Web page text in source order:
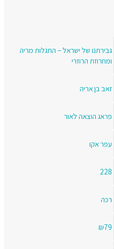
גבירתנו של ישראל – התגלות מריה
ומחרוזת הרוזרי
זאב בן אריה
פראג הוצאה לאור
עפר אקו
228
רכה
₪79